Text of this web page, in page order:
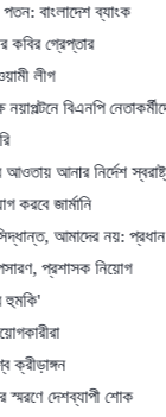
ব্যাংক
নেতাকর্মীদের ঢল
নির্দেশ স্বরাষ্ট্র উপদেষ্টার
নয়: প্রধান উপদেষ্টা
নিয়োগ
শোক